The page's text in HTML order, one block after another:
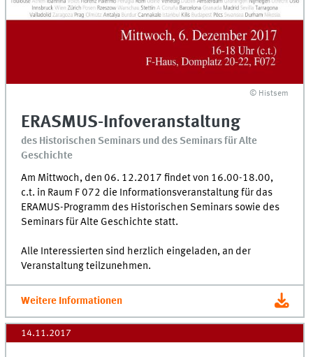
© Histsem
ERASMUS-Infoveranstaltung
des Historischen Seminars und des Seminars für Alte
Geschichte
Am Mittwoch, den 06. 12.2017 findet von 16.00-18.00,
c.t. in Raum F 072 die Informationsveranstaltung für das
ERAMUS-Programm des Historischen Seminars sowie des
Seminars für Alte Geschichte statt.
Alle Interessierten sind herzlich eingeladen, an der
Veranstaltung teilzunehmen.
Weitere Informationen
14.11.2017